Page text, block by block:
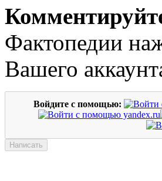
Фактопедии
Вашего
Войдите с помощью: